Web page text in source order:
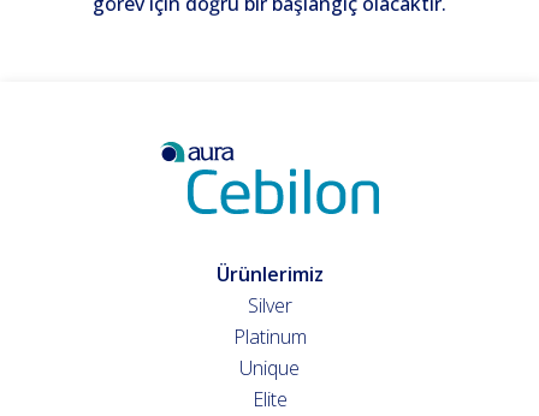
Ürünlerimiz
Silver
Platinum
Unique
Elite